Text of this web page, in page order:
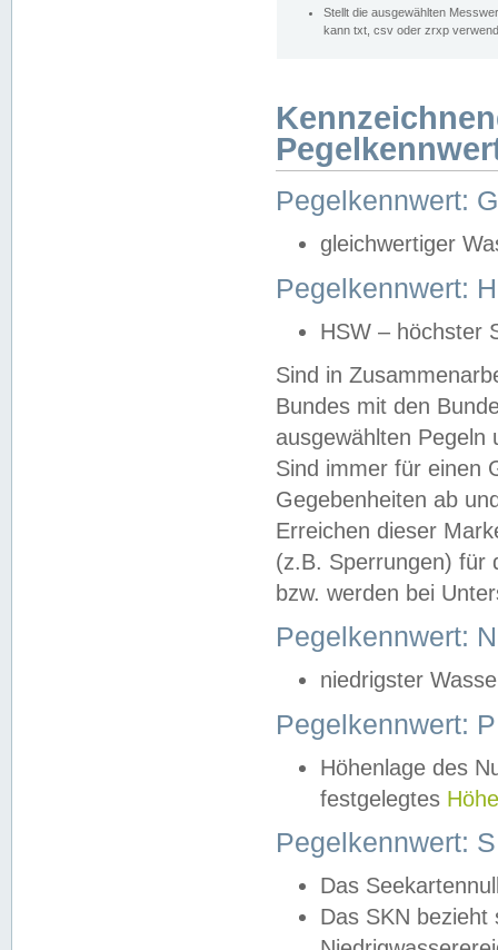
Stellt die ausgewählten
kann txt, csv oder zrxp
Pegelkennwert:
gleichwertiger
Pegelkennwert:
HSW – höchster
Sind in
Bundes mit den
ausgewählten
Sind immer für einen
Gegebenheiten ab
Erreichen dieser
(z.B. Sperrungen) für
bzw. werden bei
Pegelkennwert:
niedrigster
Pegelkennwert:
Höhenlage des
festgelegtes
Pegelkennwert:
Das
Das SKN